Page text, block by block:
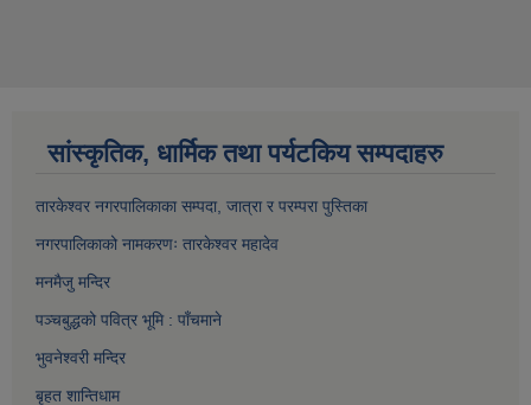
सांस्कृतिक, धार्मिक तथा पर्यटकिय सम्पदाहरु
तारकेश्वर नगरपालिकाका सम्पद ा, जात्रा र परम्परा पुस्तिका
नगरपालिकाको नामकरणः तारकेश्वर महादेव
मनमैजु मन्दिर
पञ्चबुद्धको पवित्र भूमि : पाँचमाने
भुवनेश्वरी मन्दिर
बृहत शान्तिधाम